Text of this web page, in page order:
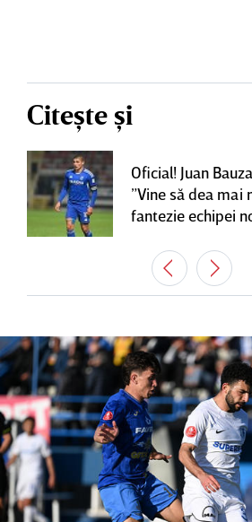
Citește și
Oficial! Juan
”Vine să dea mai
fantezie echipei